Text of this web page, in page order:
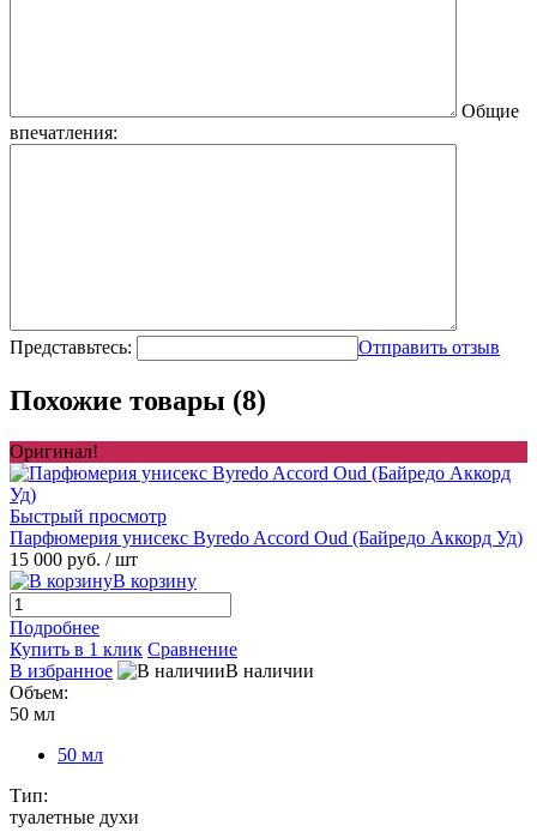
Общие
впечатления:
Представьтесь: Отправить отзыв
Похожие товары (8)
Оригинал!
Быстрый просмотр
Парфюмерия унисекс Byredo Accord Oud (Байредо Аккорд Уд)
15 000 руб. / шт
В корзину
Подробнее
Купить в 1 клик Сравнение
В избранное
В наличии
Объем:
50 мл
50 мл
Тип:
туалетные духи